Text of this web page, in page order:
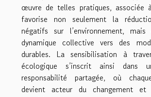
œuvre de telles pratiques, associée
favorise non seulement la
négatifs sur l’environnement,
dynamique collective vers des
durables. La sensibilisation à
écologique s’inscrit ainsi dans
responsabilité partagée, où
devient acteur du changement